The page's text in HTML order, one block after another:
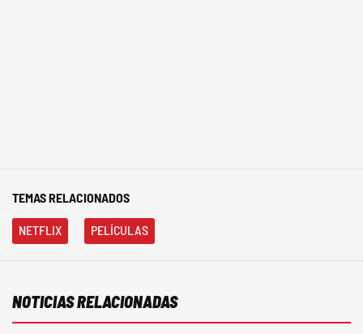
TEMAS RELACIONADOS
NETFLIX PELÍCULAS
NOTICIAS RELACIONADAS